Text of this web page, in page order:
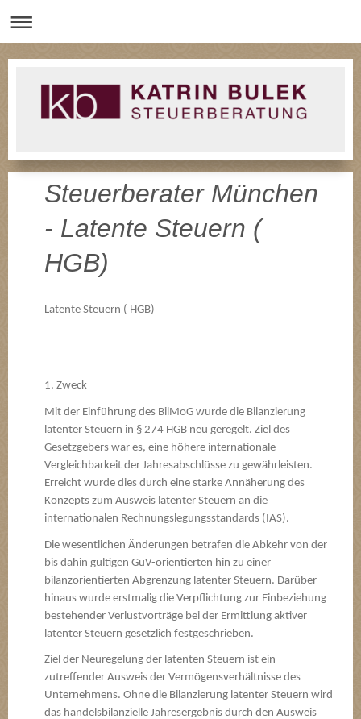
Steuerberater München
- Latente Steuern (
HGB)
Latente Steuern ( HGB)
1. Zweck
Mit der Einführung des BilMoG wurde die Bilanzierung
latenter Steuern in § 274 HGB neu geregelt. Ziel des
Gesetzgebers war es, eine höhere internationale
Vergleichbarkeit der Jahresabschlüsse zu gewährleisten.
Erreicht wurde dies durch eine starke Annäherung des
Konzepts zum Ausweis latenter Steuern an die
internationalen Rechnungslegungsstandards (IAS).
Die wesentlichen Änderungen betrafen die Abkehr von der
bis dahin gültigen GuV-orientierten hin zu einer
bilanzorientierten Abgrenzung latenter Steuern. Darüber
hinaus wurde erstmalig die Verpflichtung zur Einbeziehung
bestehender Verlustvorträge bei der Ermittlung aktiver
latenter Steuern gesetzlich festgeschrieben.
Ziel der Neuregelung der latenten Steuern ist ein
zutreffender Ausweis der Vermögensverhältnisse des
Unternehmens. Ohne die Bilanzierung latenter Steuern wird
das handelsbilanzielle Jahresergebnis durch den Ausweis